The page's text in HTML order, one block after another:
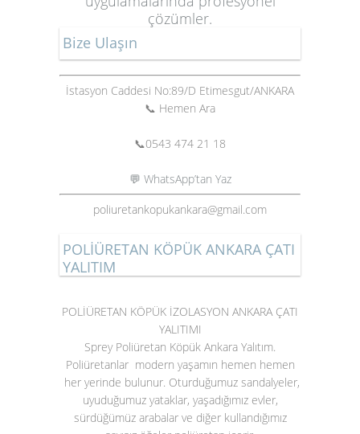
çözümler.
Bize Ulaşın
İstasyon Caddesi No:89/D Etimesgut/ANKARA
📞 Hemen Ara
📞0543 474 21 18
💬 WhatsApp’tan Yaz
poliuretankopukankara@gmail.com
POLİÜRETAN KÖPÜK ANKARA ÇATI
YALITIM
POLİÜRETAN KÖPÜK İZOLASYON ANKARA ÇATI
YALITIMI
Sprey Poliüretan Köpük Ankara Yalıtım.
Poliüretanlar modern yaşamın hemen hemen
her yerinde bulunur. Oturduğumuz sandalyeler,
uyuduğumuz yataklar, yaşadığımız evler,
sürdüğümüz arabalar ve diğer kullandığımız